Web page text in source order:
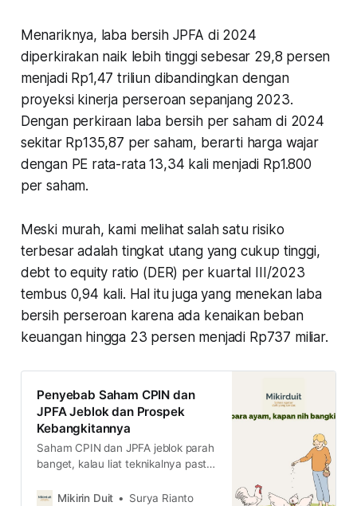
Menariknya, laba bersih JPFA di 2024
diperkirakan naik lebih tinggi sebesar 29,8 persen
menjadi Rp1,47 triliun dibandingkan dengan
proyeksi kinerja perseroan sepanjang 2023.
Dengan perkiraan laba bersih per saham di 2024
sekitar Rp135,87 per saham, berarti harga wajar
dengan PE rata-rata 13,34 kali menjadi Rp1.800
per saham.
Meski murah, kami melihat salah satu risiko
terbesar adalah tingkat utang yang cukup tinggi,
debt to equity ratio (DER) per kuartal III/2023
tembus 0,94 kali. Hal itu juga yang menekan laba
bersih perseroan karena ada kenaikan beban
keuangan hingga 23 persen menjadi Rp737 miliar.
Penyebab Saham CPIN dan
JPFA Jeblok dan Prospek
Kebangkitannya
Saham CPIN dan JPFA jeblok parah
banget, kalau liat teknikalnya pasti
akan bongkar kenapa mereka
Mikirin Duit Surya Rianto